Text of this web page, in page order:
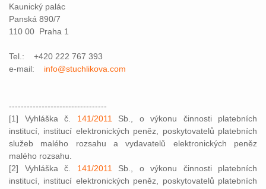
Kaunický palác
Panská 890/7
110 00 Praha 1
Tel.: +420 222 767 393
e-mail: info@stuchlikova.com
---------------------------------
[1] Vyhláška č. 141/2011
Sb., o výkonu činnosti platebních
institucí, institucí elektronických peněz, poskytovatelů platebních
služeb malého rozsahu a vydavatelů elektronických peněz
malého rozsahu.
[2] Vyhláška č. 141/2011
Sb., o výkonu činnosti platebních
institucí, institucí elektronických peněz, poskytovatelů platebních